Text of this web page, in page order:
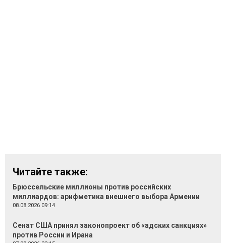
Читайте также:
Брюссельские миллионы против российских
миллиардов: арифметика внешнего выбора Армении
08.08.2026 09:14
Сенат США принял законопроект об «адских санкциях»
против России и Ирана